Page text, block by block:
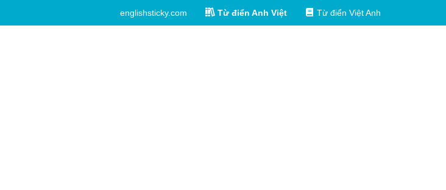
englishsticky.com Từ điển Anh Việt Từ điển Việt Anh